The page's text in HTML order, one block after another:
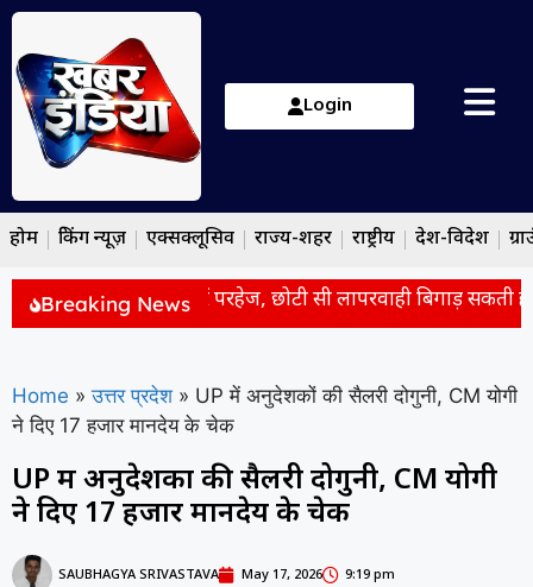
Login
होम ब्रेकिंग न्यूज़ एक्सक्लूसिव राज्य-शहर राष्ट्रीय देश-विदेश
Breaking News
चीजों को खाने से करें परहेज, छोटी सी लापरवाही बिगाड़ सकती है
Home » उत्तर प्रदेश » UP में अनुदेशकों की सैलरी दोगुनी, CM योगी
ने दिए 17 हजार मानदेय के चेक
UP में अनुदेशकों की सैलरी दोगुनी, CM योगी
ने दिए 17 हजार मानदेय के चेक
SAUBHAGYA SRIVASTAVA May 17, 2026 9:19 pm